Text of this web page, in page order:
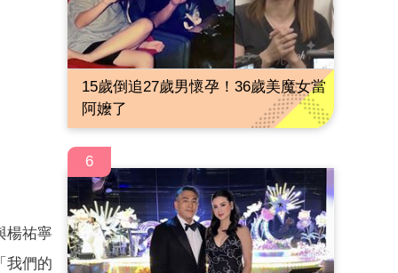
楊祐寧
我們的
15歲倒追27歲男懷孕！36歲美魔女當
阿嬤了
6